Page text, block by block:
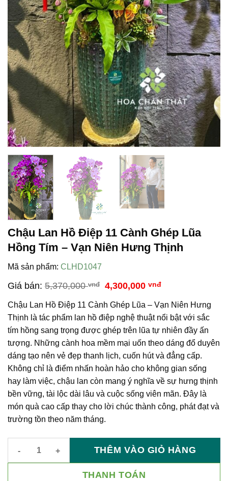
Chậu Lan Hồ Điệp 11 Cành Ghép Lũa
Hồng Tím – Vạn Niên Hưng Thịnh
Mã sản phẩm: CLHD1047
Giá bán: 5,370,000vnđ
Giá
là:
5,370,000 vnđ.
4,300,000vnđGiá
tại
là:
4,300,000 vnđ.
Chậu Lan Hồ Điệp 11 Cành Ghép Lũa – Vạn Niên Hưng
Thịnh là tác phẩm lan hồ điệp nghệ thuật nổi bật với sắc
tím hồng sang trọng được ghép trên lũa tự nhiên đầy ấn
tượng. Những cành hoa mềm mại uốn theo dáng đổ duyên
dáng tạo nên vẻ đẹp thanh lịch, cuốn hút và đẳng cấp.
Không chỉ là điểm nhấn hoàn hảo cho không gian sống
hay làm việc, chậu lan còn mang ý nghĩa về sự hưng thịnh
bền vững, tài lộc dài lâu và cuộc sống viên mãn. Đây là
món quà cao cấp thay cho lời chúc thành công, phát đạt và
trường tồn theo năm tháng.
Chậu Lan Hồ Điệp 11 Cành Ghép Lũa Hồng Tím – Vạn Niên
THÊM VÀO GIỎ HÀNG
THANH TOÁN